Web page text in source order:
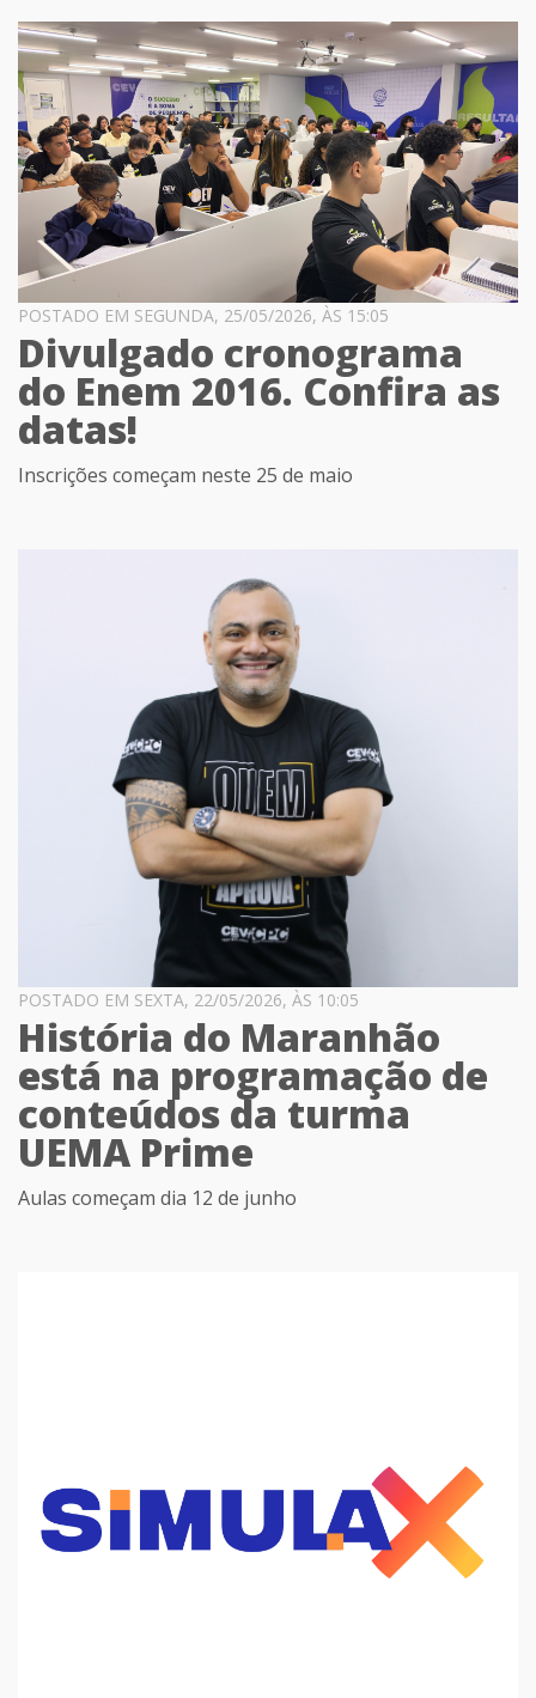
POSTADO EM SEGUNDA, 25/05/2026, ÀS 15:05
Divulgado cronograma
do Enem 2016. Confira as
datas!
Inscrições começam neste 25 de maio
POSTADO EM SEXTA, 22/05/2026, ÀS 10:05
História do Maranhão
está na programação de
conteúdos da turma
UEMA Prime
Aulas começam dia 12 de junho